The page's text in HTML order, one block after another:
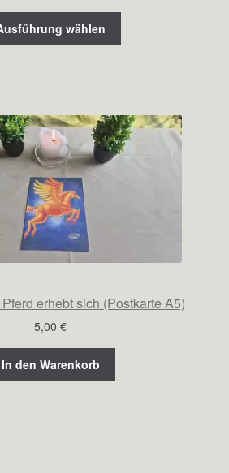
bis
12,00 €
wählen
erhebt sich (Postkarte A5)
5,00 €
In den Warenkorb